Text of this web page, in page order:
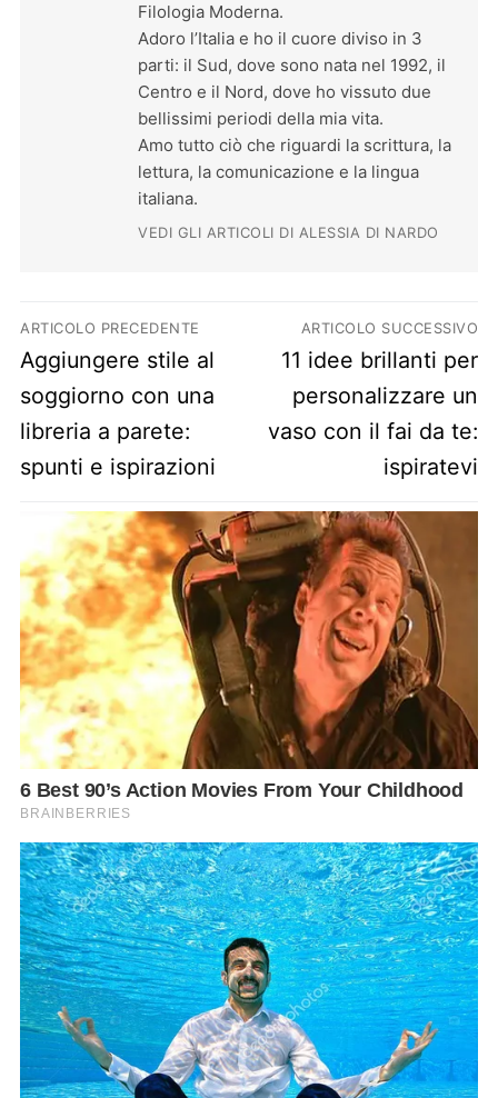
Filologia Moderna.
Adoro l’Italia e ho il cuore diviso in 3
parti: il Sud, dove sono nata nel 1992, il
Centro e il Nord, dove ho vissuto due
bellissimi periodi della mia vita.
Amo tutto ciò che riguardi la scrittura, la
lettura, la comunicazione e la lingua
italiana.
VEDI GLI ARTICOLI DI ALESSIA DI NARDO
Navigazione articoli
ARTICOLO PRECEDENTE
Previous post:
Aggiungere stile al
soggiorno con una
libreria a parete:
spunti e ispirazioni
ARTICOLO SUCCESSIVO
Next post:
11 idee brillanti per
personalizzare un
vaso con il fai da te:
ispiratevi